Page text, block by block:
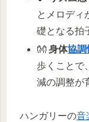
とメロディ
礎となる拍
👐身体協調
歩くことで
減の調整が
ハンガリーの音